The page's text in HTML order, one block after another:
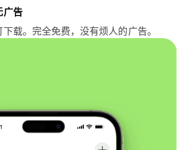
广告
载。完全免费，没有烦人的广告。